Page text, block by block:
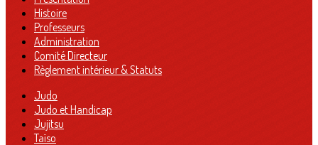
Histoire
Professeurs
Administration
Comité Directeur
Règlement intérieur & Statuts
Judo
Judo et Handicap
Jujitsu
Taïso